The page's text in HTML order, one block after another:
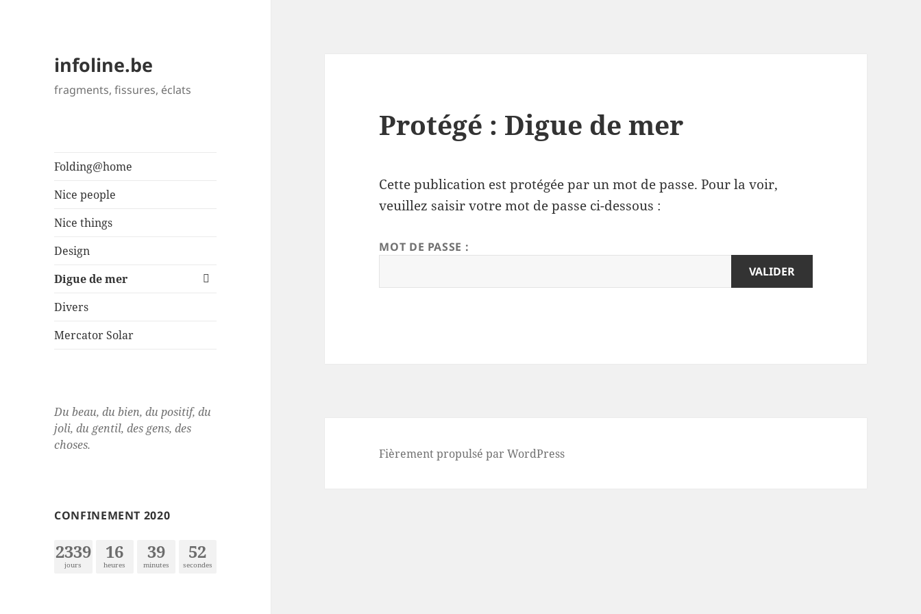
infoline.be
fragments, fissures, éclats
Folding@home
Nice people
Nice things
Design
Digue de mer
ouvrir
Divers
Mercator Solar
Du beau, du bien, du positif, du
joli, du gentil, des gens, des
choses.
CONFINEMENT 2020
2339
jours
16
heures
39
minutes
52
secondes
Protégé : Digue de mer
Cette publication est protégée par un mot de passe. Pour la voir,
veuillez saisir votre mot de passe ci-dessous :
MOT DE PASSE :
Fièrement propulsé par WordPress